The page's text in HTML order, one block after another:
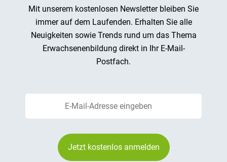
Mit unserem kostenlosen Newsletter bleiben Sie
immer auf dem Laufenden. Erhalten Sie alle
Neuigkeiten sowie Trends rund um das Thema
Erwachsenenbildung direkt in Ihr E-Mail-
Postfach.
Jetzt kostenlos anmelden